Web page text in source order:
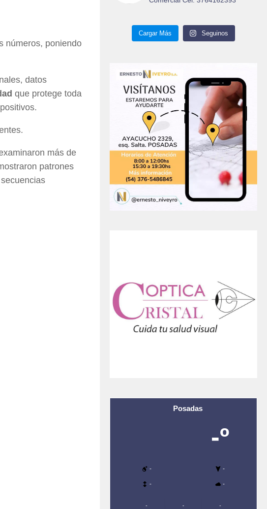
números, poniendo
datos
que protege toda
más de
patrones
Cargar Más Seguinos
Posadas
-º
- -
- -
- - -